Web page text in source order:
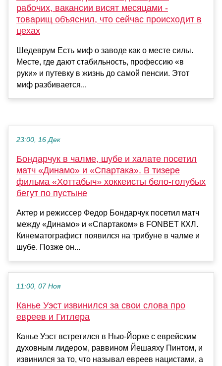
рабочих, вакансии висят месяцами -
товарищ объяснил, что сейчас происходит в
цехах
Шедеврум Есть миф о заводе как о месте силы.
Месте, где дают стабильность, профессию «в
руки» и путевку в жизнь до самой пенсии. Этот
миф разбивается...
23:00, 16 Дек
Бондарчук в чалме, шубе и халате посетил
матч «Динамо» и «Спартака». В тизере
фильма «Хоттабыч» хоккеисты бело-голубых
бегут по пустыне
Актер и режиссер Федор Бондарчук посетил матч
между «Динамо» и «Спартаком» в FONBET КХЛ.
Кинематографист появился на трибуне в чалме и
шубе. Позже он...
11:00, 07 Ноя
Канье Уэст извинился за свои слова про
евреев и Гитлера
Канье Уэст встретился в Нью-Йорке с еврейским
духовным лидером, раввином Йешаяху Пинтом, и
извинился за то, что называл евреев нацистами, а